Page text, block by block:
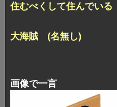
住むべくして住んでい
大海賊 (名無し)
画像で一言